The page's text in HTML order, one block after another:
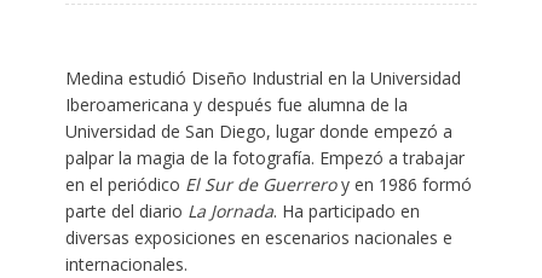
Medina estudió Diseño Industrial en la Universidad
Iberoamericana y después fue alumna de la
Universidad de San Diego, lugar donde empezó a
palpar la magia de la fotografía. Empezó a trabajar
en el periódico El Sur de Guerreroy en 1986 formó
parte del diario La Jornada. Ha participado en
diversas exposiciones en escenarios nacionales e
internacionales.